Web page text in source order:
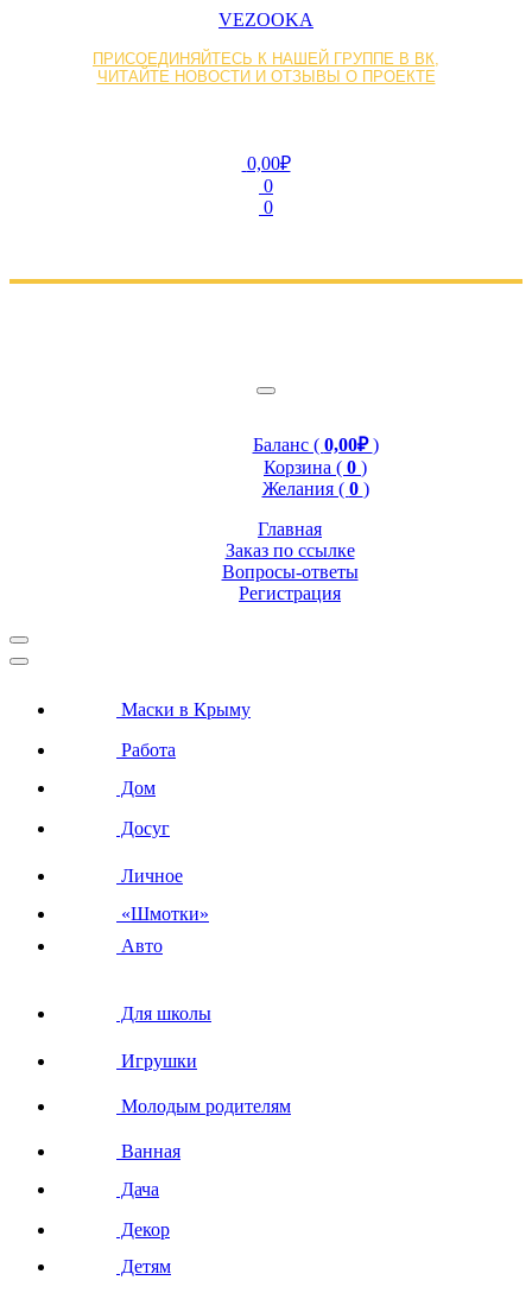
VEZOOKA
ПРИСОЕДИНЯЙТЕСЬ К НАШЕЙ ГРУППЕ В ВК,
ЧИТАЙТЕ НОВОСТИ И ОТЗЫВЫ О ПРОЕКТЕ
0,00₽
0
0
Баланс ( 0,00₽)
Корзина ( 0 )
Желания ( 0 )
Главная
Заказ по ссылке
Вопросы-ответы
Регистрация
Маски в Крыму
Работа
Дом
Досуг
Личное
«Шмотки»
Авто
Для школы
Игрушки
Молодым родителям
Ванная
Дача
Декор
Детям